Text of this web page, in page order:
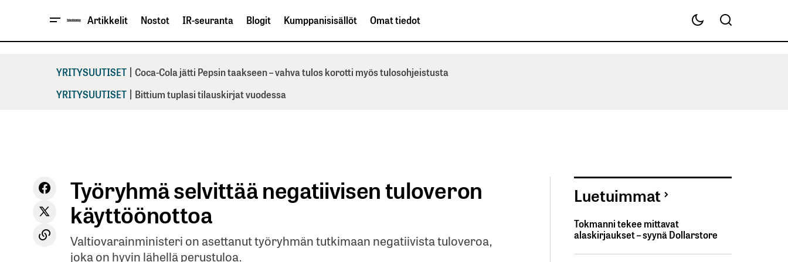
Artikkelit Nostot IR-seuranta Blogit Kumppanisisällöt Omat tiedot
YRITYSUUTISET | Coca-Cola jätti Pepsin taakseen – vahva tulos korotti myös tulosohjeistusta
YRITYSUUTISET | Bittium tuplasi tilauskirjat vuodessa
Työryhmä selvittää negatiivisen tuloveron
käyttöönottoa
Valtiovarainministeri on asettanut työryhmän tutkimaan negatiivista tuloveroa,
joka on hyvin lähellä perustuloa.
Luetuimmat
Tokmanni tekee mittavat
alaskirjaukset – syynä Dollarstore